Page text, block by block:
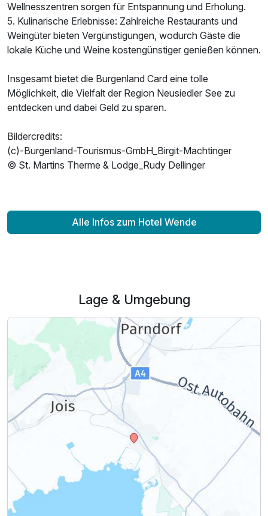
Wellnesszentren sorgen für Entspannung und Erholung.
5. Kulinarische Erlebnisse: Zahlreiche Restaurants und
Weingüter bieten Vergünstigungen, wodurch Gäste die
lokale Küche und Weine kostengünstiger genießen können.
Insgesamt bietet die Burgenland Card eine tolle
Möglichkeit, die Vielfalt der Region Neusiedler See zu
entdecken und dabei Geld zu sparen.
Bildercredits:
(c)-Burgenland-Tourismus-GmbH_Birgit-Machtinger
© St. Martins Therme & Lodge_Rudy Dellinger
Alle Infos zum Hotel Wende
Lage & Umgebung